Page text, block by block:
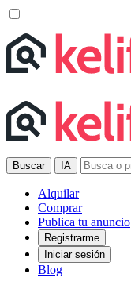
Buscar IA
Alquilar
Comprar
Publica tu anuncio
Registrarme
Iniciar sesión
Blog